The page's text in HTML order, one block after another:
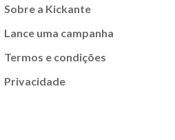
Sobre a Kickante
Lance uma campanha
Termos e condições
Privacidade